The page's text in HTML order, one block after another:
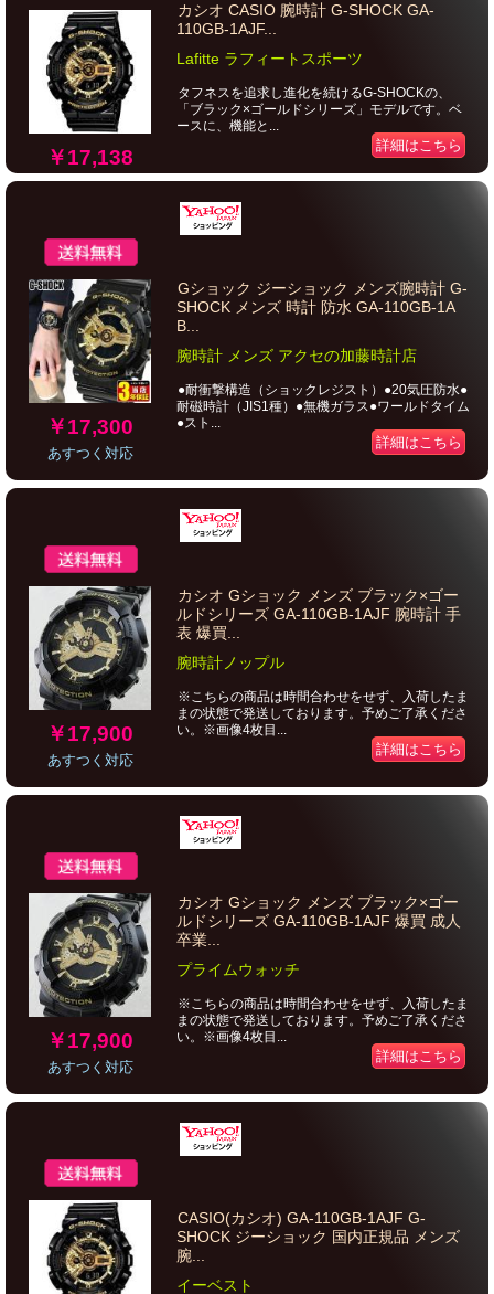
￥17,138
カシオ CASIO 腕時計 G-SHOCK GA-
110GB-1AJF...
Lafitte ラフィートスポーツ
タフネスを追求し進化を続けるG-SHOCKの、
「ブラック×ゴールドシリーズ」モデルです。ベ
ースに、機能と...
詳細はこちら
￥17,300
あすつく対応
Gショック ジーショック メンズ腕時計 G-
SHOCK メンズ 時計 防水 GA-110GB-1A
B...
腕時計 メンズ アクセの加藤時計店
●耐衝撃構造（ショックレジスト）●20気圧防水●
耐磁時計（JIS1種）●無機ガラス●ワールドタイム
●スト...
詳細はこちら
￥17,900
あすつく対応
カシオ Gショック メンズ ブラック×ゴー
ルドシリーズ GA-110GB-1AJF 腕時計 手
表 爆買...
腕時計ノップル
※こちらの商品は時間合わせをせず、入荷したま
まの状態で発送しております。予めご了承くださ
い。※画像4枚目...
詳細はこちら
￥17,900
あすつく対応
カシオ Gショック メンズ ブラック×ゴー
ルドシリーズ GA-110GB-1AJF 爆買 成人
卒業...
プライムウォッチ
※こちらの商品は時間合わせをせず、入荷したま
まの状態で発送しております。予めご了承くださ
い。※画像4枚目...
詳細はこちら
CASIO(カシオ) GA-110GB-1AJF G-
SHOCK ジーショック 国内正規品 メンズ
腕...
イーベスト